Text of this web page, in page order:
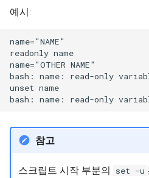
예시:
name="NAME"
readonly name
name="OTHER NAME"
bash: name: read-only
unset name
참고
스크립트 시작 부분의 set -u